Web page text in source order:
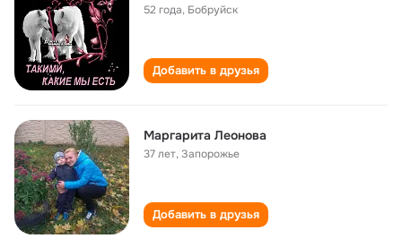
52 года, Бобруйск
Добавить в друзья
Маргарита Леонова
37 лет,Запорожье
Добавить в друзья